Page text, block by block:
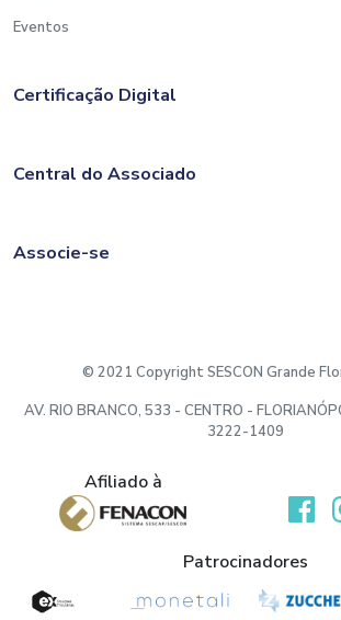
Eventos
Certificação Digital
Central do Associado
Associe-se
© 2021 Copyright SESCON Grande
AV. RIO BRANCO, 533 - CENTRO -
3222-1409
Afiliado à
Desenvolvido por:
Patrocinadores